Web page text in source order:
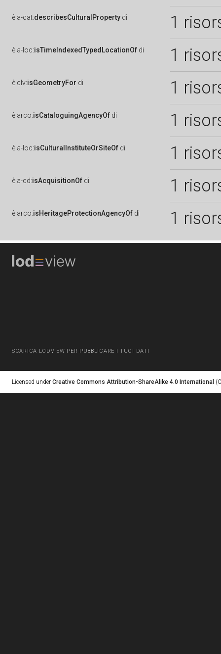
è a-cat:describesCulturalProperty di 1
è a-loc:isTimeIndexedTypedLocationOf di 1
è clv:isGeometryFor di 1
è arco:isCataloguingAgencyOf di 1
è a-loc:isCulturalInstituteOrSiteOf di 1
è a-cd:isAcquisitionOf di 1
è arco:isHeritageProtectionAgencyOf di 1
SCARICA LODVIEW PER PUBBLICARE I TUOI DATI
Licensed under Creative Commons Attribution-ShareAlike 4.0 International